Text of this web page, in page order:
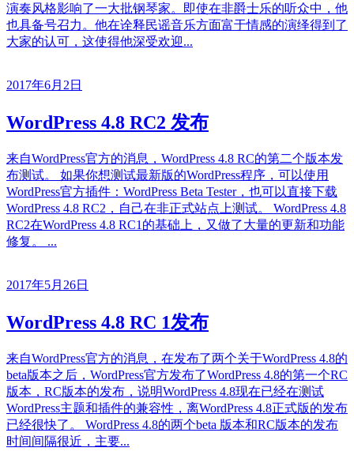
演奏风格影响了一大批钢琴家。即使在非爵士乐的听众中，他
也具备号召力。他在诠释民谣音乐方面富于情感的演绎得到了
大家的认可，这使得他深受欢迎...
2017年6月2日
WordPress 4.8 RC2 发布
来自WordPress官方的消息，WordPress 4.8 RC的第二个版本发
布测试。 如果你想测试最新版的WordPress程序，可以使用
WordPress官方插件：WordPress Beta Tester，也可以直接下载
WordPress 4.8 RC2，自己在非正式站点上测试。 WordPress 4.8
RC2在WordPress 4.8 RC1的基础上，又做了大量的更新和功能
修复。 ...
2017年5月26日
WordPress 4.8 RC 1发布
来自WordPress官方的消息，在发布了两个关于WordPress 4.8的
beta版本之后，WordPress官方发布了WordPress 4.8的第一个RC
版本，RC版本的发布，说明WordPress 4.8现在已经在测试
WordPress主题和插件的兼容性，离WordPress 4.8正式版的发布
已经很快了。 WordPress 4.8的两个beta 版本和RC版本的发布
时间间隔很近，主要...